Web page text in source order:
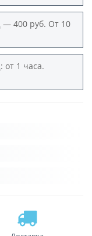
— 400 руб. От 10
от 1 часа.